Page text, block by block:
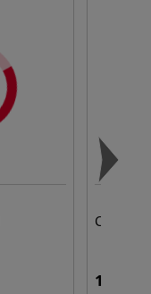
Crayon
1,85 €